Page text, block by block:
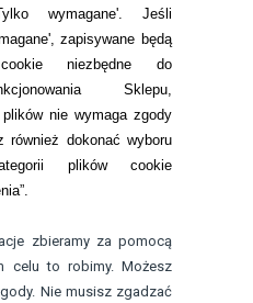
wymagane'. Jeśli
zapisywane będą
niezbędne do
Sklepu,
nie wymaga zgody
również dokonać wyboru
plików cookie
zbieramy za pomocą
celu to robimy. Możesz
Nie musisz zgadzać
NA CIASTECZKA